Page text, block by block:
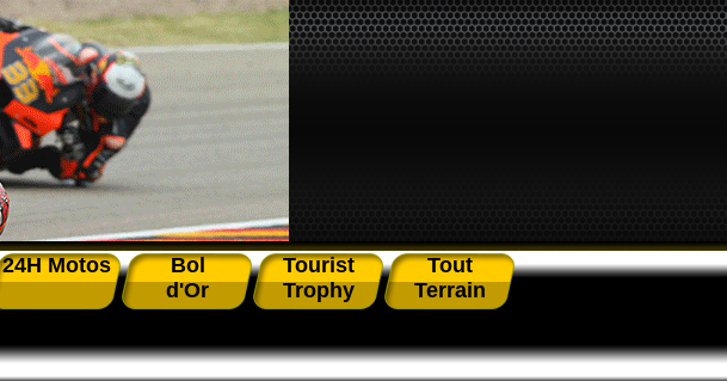
24H Motos
Bol
d'Or
Tourist
Trophy
Tout
Terrain